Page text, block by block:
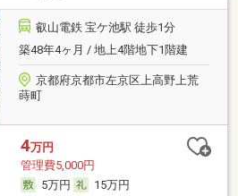
叡山電鉄 宝ケ池駅 徒歩1分
築48年4ヶ月 / 地上4階地下1階建
京都府京都市左京区上高野上荒
蒔町
4万円
管理費5,000円
5万円
15万円